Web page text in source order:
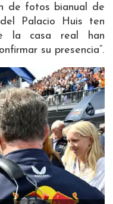
de fotos bianual de
Palacio Huis ten
la casa real han
su presencia”.